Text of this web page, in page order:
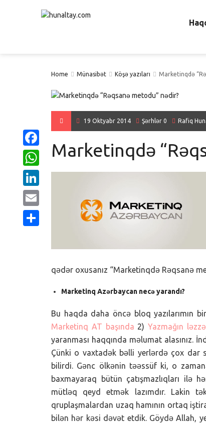
Home Münasibət Köşə yazıları Marketinqdə
19 Oktyabr 2014 Şərhlər 0 Rafiq
Marketinqdə
qədər oxusanız “Marketinqdə Rəqsanə
Marketinq Azərbaycan necə yarandı?
Bu haqda daha öncə bloq yazılarımın
Marketinq AT başında 2)Yazmağın
yaranması haqqında məlumat alasınız.
Çünki o vaxtadək bəlli yerlərdə çox dar
bilirdi. Gənc ölkənin təəssüf ki, o
baxmayaraq bütün çatışmazlıqları ilə
mütləq qeyd etmək lazımdır. Lakin
qruplaşmalardan uzaq hamının ortaq
bilən hər kəsi dəvət etdik. Göydə Allah,
Facebook
WhatsApp
LinkedIn
Email